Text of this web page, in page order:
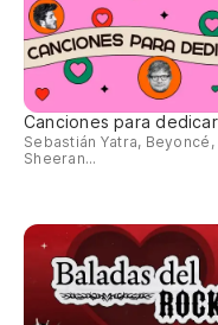
Canciones para dedicar
Sebastián Yatra, Beyoncé,
Sheeran...